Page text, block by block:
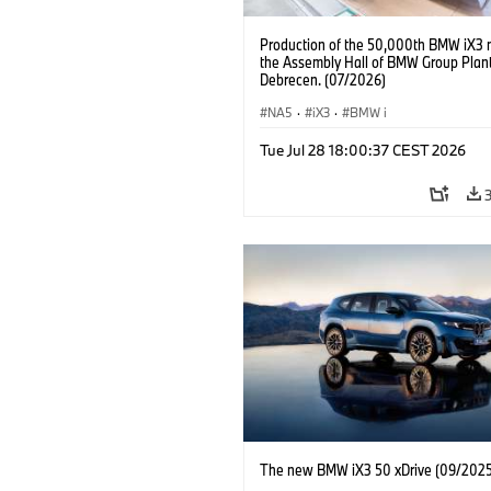
Production of the 50,000th BMW iX3
the Assembly Hall of BMW Group
Debrecen. (07/2026)
NA5 · iX3 · BMW i
Tue Jul 28 18:00:37 CEST 2026
The new BMW iX3 50 xDrive (09/